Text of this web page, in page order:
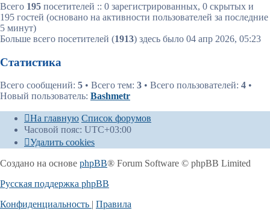
Всего 195 посетителей :: 0 зарегистрированных, 0 скрытых и
195 гостей (основано на активности пользователей за последние
5 минут)
Больше всего посетителей (1913) здесь было 04 апр 2026, 05:23
Статистика
Всего сообщений: 5 • Всего тем: 3 • Всего пользователей: 4 •
Новый пользователь: Bashmetr
На главную Список форумов
Часовой пояс: UTC+03:00
Удалить cookies
Создано на основе phpBB® Forum Software © phpBB Limited
Русская поддержка phpBB
Конфиденциальность | Правила